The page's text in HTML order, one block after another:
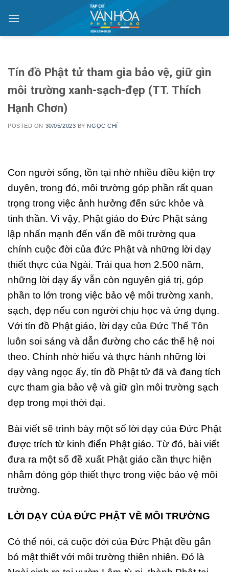
Tín đồ Phật tử tham gia bảo vệ, giữ gìn
môi trường xanh-sạch-đẹp (TT. Thích
Hạnh Chơn)
POSTED ON 30/05/2023 BY NGỌC CHÍ
Con người sống, tồn tại nhờ nhiều điều kiện trợ
duyên, trong đó, môi trường góp phần rất quan
trọng trong việc ảnh hưởng đến sức khỏe và
tinh thần. Vì vậy, Phật giáo do Đức Phật sáng
lập nhấn mạnh đến vấn đề môi trường qua
chính cuộc đời của đức Phật và những lời dạy
thiết thực của Ngài. Trải qua hơn 2.500 năm,
những lời dạy ấy vẫn còn nguyên giá trị, góp
phần to lớn trong việc bảo vệ môi trường xanh,
sạch, đẹp nếu con người chịu học và ứng dụng.
Với tín đồ Phật giáo, lời dạy của Đức Thế Tôn
luôn soi sáng và dẫn đường cho các thế hệ noi
theo. Chính nhờ hiểu và thực hành những lời
dạy vàng ngọc ấy, tín đồ Phật tử đã và đang tích
cực tham gia bảo vệ và giữ gìn môi trường sạch
đẹp trong mọi thời đại.
Bài viết sẽ trình bày một số lời dạy của Đức Phật
được trích từ kinh điển Phật giáo. Từ đó, bài viết
đưa ra một số đề xuất Phật giáo cần thực hiện
nhằm đóng góp thiết thực trong việc bảo vệ môi
trường.
LỜI DẠY CỦA ĐỨC PHẬT VỀ MÔI TRƯỜNG
Có thể nói, cả cuộc đời của Đức Phật đều gắn
bó mật thiết với môi trường thiên nhiên. Đó là